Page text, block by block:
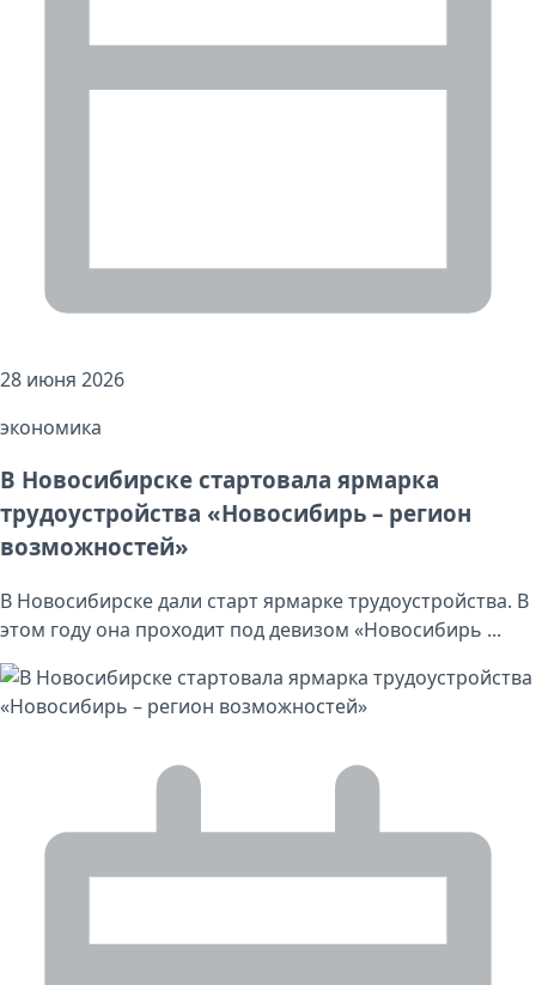
28 июня 2026
экономика
В Новосибирске стартовала ярмарка
трудоустройства «Новосибирь – регион
возможностей»
В Новосибирске дали старт ярмарке трудоустройства. В
этом году она проходит под девизом «Новосибирь ...